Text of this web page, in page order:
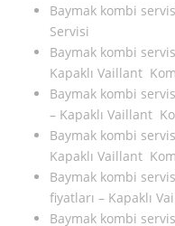
Baymak kombi
Servisi
Baymak kombi
Kapaklı Vaillant
Baymak kombi
– Kapaklı Vaillant
Baymak kombi
Kapaklı Vaillant
Baymak kombi
fiyatları – Kapaklı
Baymak kombi